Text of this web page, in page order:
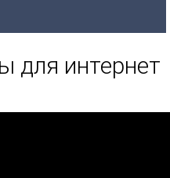
для интернет